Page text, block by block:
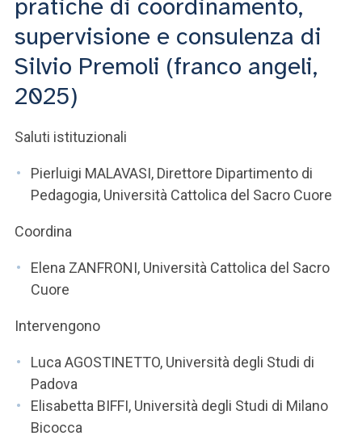
SEI UN DOCENTE O UN MEMBRO DELLO STAFF
ACCEDI A CLOUDMAIL
pratiche di coordinamento,
supervisione e consulenza di
Silvio Premoli (franco angeli,
2025)
Saluti istituzionali
Pierluigi MALAVASI, Direttore Dipartimento di
Pedagogia, Università Cattolica del Sacro Cuore
Coordina
Elena ZANFRONI, Università Cattolica del Sacro
Cuore
Intervengono
Luca AGOSTINETTO, Università degli Studi di
Padova
Elisabetta BIFFI, Università degli Studi di Milano
Bicocca